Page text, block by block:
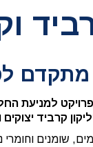
מתקדם
קרביד
שומנים וחומרי